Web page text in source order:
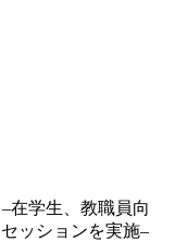
在学生、教職員向
ッションを実施–